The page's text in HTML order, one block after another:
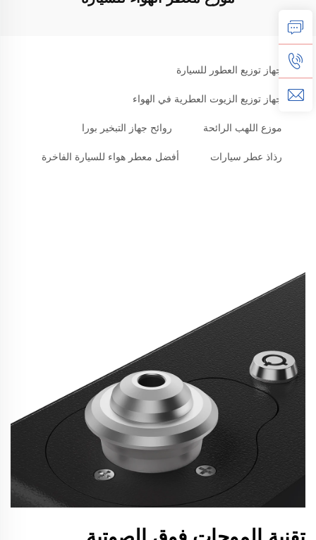
جهاز توزيع العطور للسيارة
جهاز توزيع الزيوت العطرية في الهواء
موزع اللهب الرائحة روائح جهاز التبخير بورا
رذاذ عطر سيارات أفضل معطر هواء للسيارة الفاخرة